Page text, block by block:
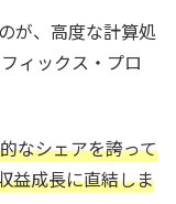
が、高度な計算処
ィックス・プロ
なシェアを誇って
益成長に直結しま